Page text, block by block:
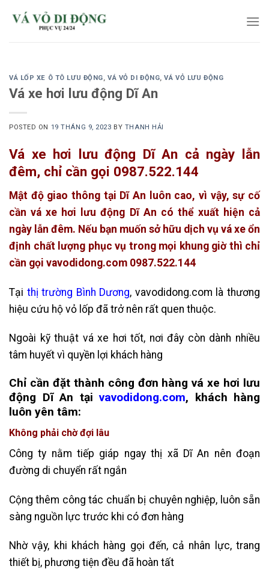
VÁ LỐP XE Ô TÔ LƯU ĐỘNG,VÁ VỎ DI ĐỘNG,VÁ VỎ LƯU ĐỘNG
Vá xe hơi lưu động Dĩ An
POSTED ON 19 THÁNG 9, 2023 BY THANH HẢI
Vá xe hơi lưu động Dĩ An cả ngày lẫn
đêm, chỉ cần gọi 0987.522.144
Mật độ giao thông tại Dĩ An luôn cao, vì vậy, sự cố
cần vá xe hơi lưu động Dĩ An có thể xuất hiện cả
ngày lẫn đêm. Nếu bạn muốn sở hữu dịch vụ vá xe ổn
định chất lượng phục vụ trong mọi khung giờ thì chỉ
cần gọi vavodidong.com 0987.522.144
Tại thị trường Bình Dương, vavodidong.com là thương
hiệu cứu hộ vỏ lốp đã trở nên rất quen thuộc.
Ngoài kỹ thuật vá xe hơi tốt, nơi đây còn dành nhiều
tâm huyết vì quyền lợi khách hàng
Chỉ cần đặt thành công đơn hàng vá xe hơi lưu
động Dĩ An tạivavodidong.com, khách hàng
luôn yên tâm:
Không phải chờ đợi lâu
Công ty nằm tiếp giáp ngay thị xã Dĩ An nên đoạn
đường di chuyển rất ngắn
Cộng thêm công tác chuẩn bị chuyên nghiệp, luôn sẵn
sàng nguồn lực trước khi có đơn hàng
Nhờ vậy, khi khách hàng gọi đến, cả nhân lực, trang
thiết bị, phương tiện đều đã hoàn tất